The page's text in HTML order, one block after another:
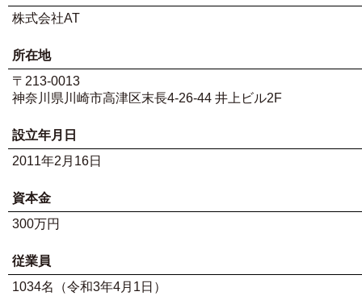
株式会社AT
所在地
〒213-0013
神奈川県川崎市高津区末長4-26-44 井上ビル2F
設立年月日
2011年2月16日
資本金
300万円
従業員
1034名（令和3年4月1日）